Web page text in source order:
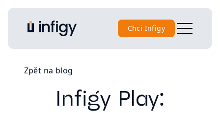
Chci Infigy
Zpět na blog
Infigy Play: